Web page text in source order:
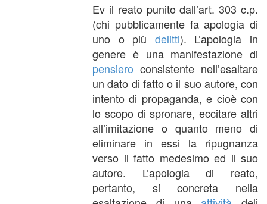
Ev il reato punito dall’art. 303 c.p.
(chi pubblicamente fa apologia di
uno o più delitti). L’apologia in
genere è una manifestazione di
pensiero consistente nell’esaltare
un dato di fatto o il suo autore, con
intento di propaganda, e cioè con
lo scopo di spronare, eccitare altri
all’imitazione o quanto meno di
eliminare in essi la ripugnanza
verso il fatto medesimo ed il suo
autore. L’apologia di reato,
pertanto, si concreta nella